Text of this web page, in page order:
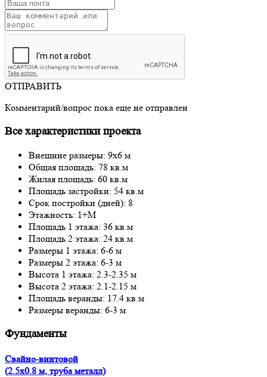
ОТПРАВИТЬ
Комментарий/вопрос пока еще не отправлен
Все характеристики проекта
Внешние размеры: 9x6 м
Общая площадь: 78 кв.м
Жилая площадь: 60 кв.м
Площадь застройки: 54 кв.м
Срок постройки (дней): 8
Этажность: 1+М
Площадь 1 этажа: 36 кв.м
Площадь 2 этажа: 24 кв.м
Размеры 1 этажа: 6-6 м
Размеры 2 этажа: 6-3 м
Высота 1 этажа: 2.3-2.35 м
Высота 2 этажа: 2.1-2.15 м
Площадь веранды: 17.4 кв.м
Размеры веранды: 6-3 м
Фундаменты
Свайно-винтовой
(2.5x0.8 м, труба металл)